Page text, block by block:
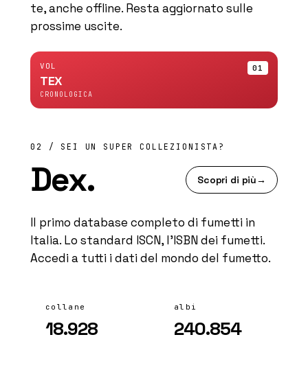
te, anche offline. Resta aggiornato sulle
prossime uscite.
VOL 01
TEX
CRONOLOGICA
02 / SEI UN SUPER COLLEZIONISTA?
Dex. Scopri di più→
Il primo database completo di fumetti in
Italia. Lo standard ISCN, l'ISBN dei fumetti.
Accedi a tutti i dati del mondo del fumetto.
collane
18.928
albi
240.854